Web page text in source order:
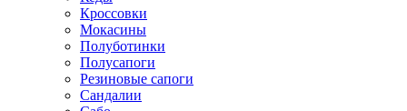
Кроссовки
Мокасины
Полуботинки
Полусапоги
Резиновые сапоги
Сандалии